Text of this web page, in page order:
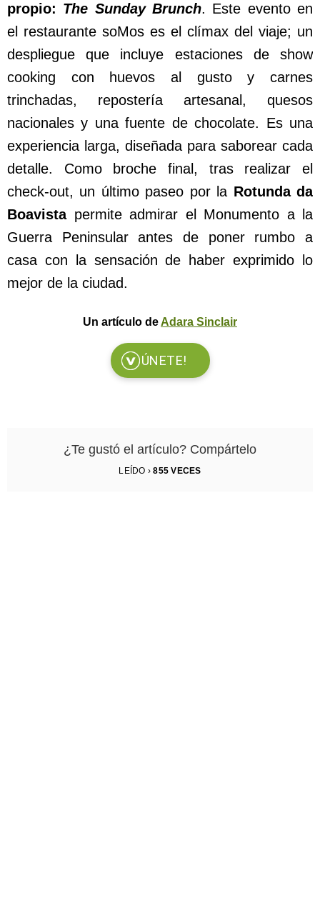
propio: The Sunday Brunch. Este evento en
el restaurante soMos es el clímax del viaje; un
despliegue que incluye estaciones de show
cooking con huevos al gusto y carnes
trinchadas, repostería artesanal, quesos
nacionales y una fuente de chocolate. Es una
experiencia larga, diseñada para saborear cada
detalle. Como broche final, tras realizar el
check-out, un último paseo por la Rotunda da
Boavistapermite admirar el Monumento a la
Guerra Peninsular antes de poner rumbo a
casa con la sensación de haber exprimido lo
mejor de la ciudad.
Un artículo deAdara Sinclair
ÚNETE!
¿Te gustó el artículo? Compártelo
LEÍDO ›855 VECES